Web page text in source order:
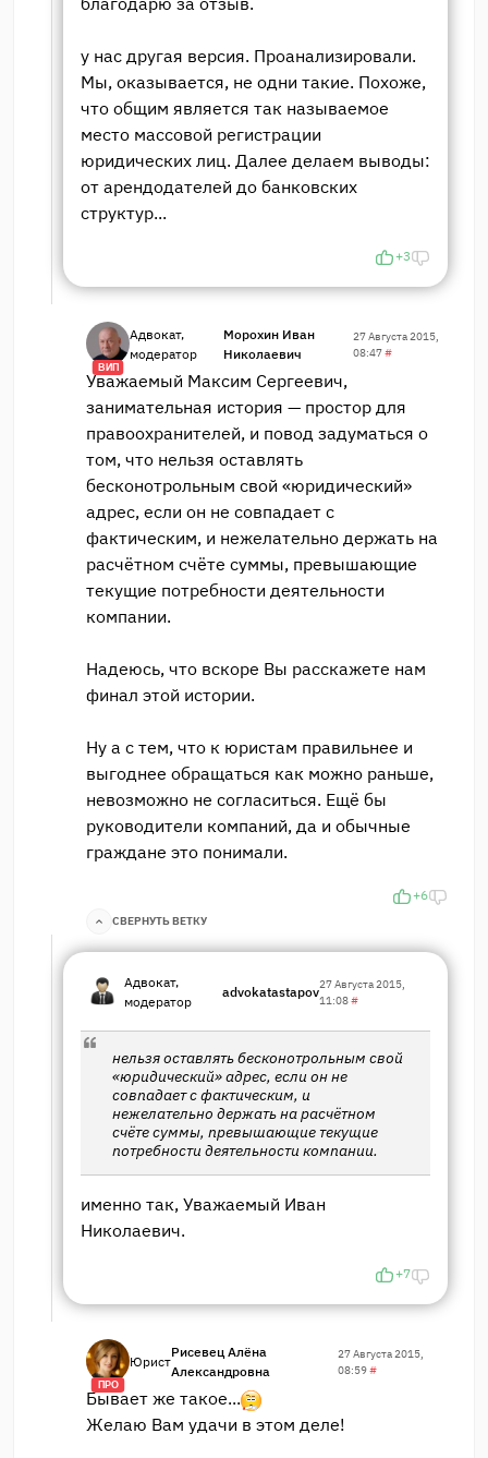
у нас другая версия. Проанализировали.
Мы, оказывается, не одни такие. Похоже,
что общим является так называемое
место массовой регистрации
юридических лиц. Далее делаем выводы:
от арендодателей до банковских
структур...
+3
ВИП
Адвокат,
модератор
Морохин Иван
Николаевич
27 Августа 2015,
08:47#
Уважаемый Максим Сергеевич,
занимательная история — простор для
правоохранителей, и повод задуматься о
том, что нельзя оставлять
бесконотрольным свой «юридический»
адрес, если он не совпадает с
фактическим, и нежелательно держать на
расчётном счёте суммы, превышающие
текущие потребности деятельности
компании.
Надеюсь, что вскоре Вы расскажете нам
финал этой истории.
Ну а с тем, что к юристам правильнее и
выгоднее обращаться как можно раньше,
невозможно не согласиться. Ещё бы
руководители компаний, да и обычные
граждане это понимали.
+6
СВЕРНУТЬ ВЕТКУ
Адвокат,
модератор
advokatastapov27 Августа 2015,
11:08#
нельзя оставлять бесконотрольным свой
«юридический» адрес, если он не
совпадает с фактическим, и
нежелательно держать на расчётном
счёте суммы, превышающие текущие
потребности деятельности компании.
именно так, Уважаемый Иван
Николаевич.
+7
ПРО
Юрист
Рисевец Алёна
Александровна
27 Августа 2015,
08:59#
Бывает же такое...
Желаю Вам удачи в этом деле!